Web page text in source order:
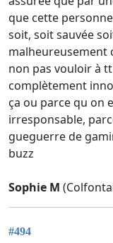
que cette
soit, soit sauvée
malheureusement
non pas vouloir à
complètement
ça ou parce qu on
irresponsable,
gueguerre de
buzz
Sophie M
#494